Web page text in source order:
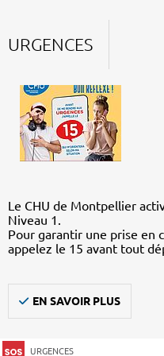
URGENCES
Le CHU de Montpellier
Niveau 1.
Pour garantir une prise en
appelez le 15 avant tout
EN SAVOIR PLUS
URGENCES